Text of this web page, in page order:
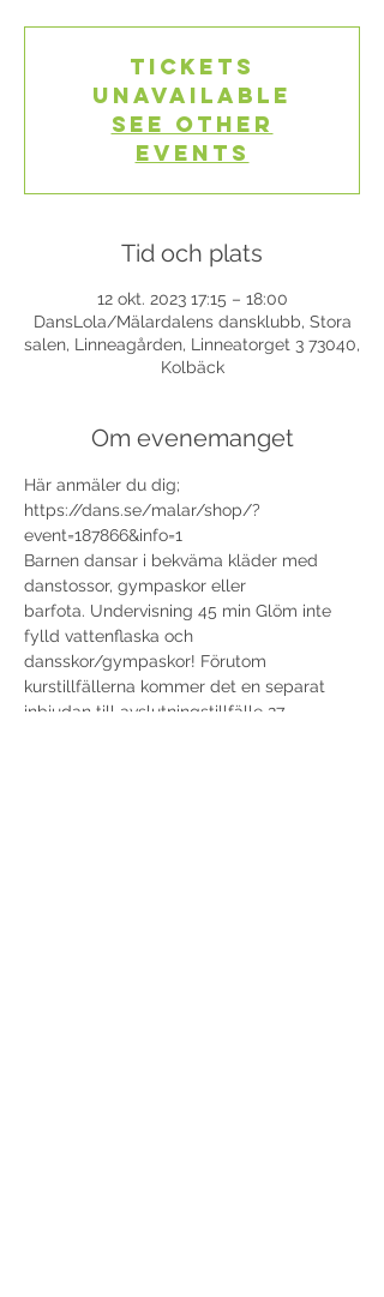
Tickets
Unavailable
See other
events
Tid och plats
12 okt. 2023 17:15 – 18:00
DansLola/Mälardalens dansklubb, Stora
salen, Linneagården, Linneatorget 3 73040,
Kolbäck
Om evenemanget
Här anmäler du dig;
https://dans.se/malar/shop/?
event=187866&info=1
Barnen dansar i bekväma kläder med
danstossor, gympaskor eller
barfota. Undervisning 45 min Glöm inte
fylld vattenflaska och
dansskor/gympaskor! Förutom
kurstillfällerna kommer det en separat
inbjudan till avslutningstillfälle 27